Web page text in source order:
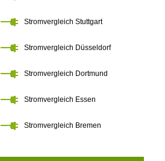
Stromvergleich Stuttgart
Stromvergleich Düsseldorf
Stromvergleich Dortmund
Stromvergleich Essen
Stromvergleich Bremen